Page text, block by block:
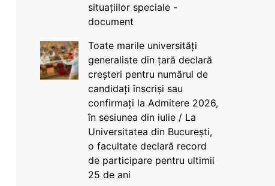
situațiilor speciale -
document
Toate marile universități
generaliste din țară declară
creșteri pentru numărul de
candidați înscriși sau
confirmați la Admitere 2026,
în sesiunea din iulie / La
Universitatea din București,
o facultate declară record
de participare pentru ultimii
25 de ani